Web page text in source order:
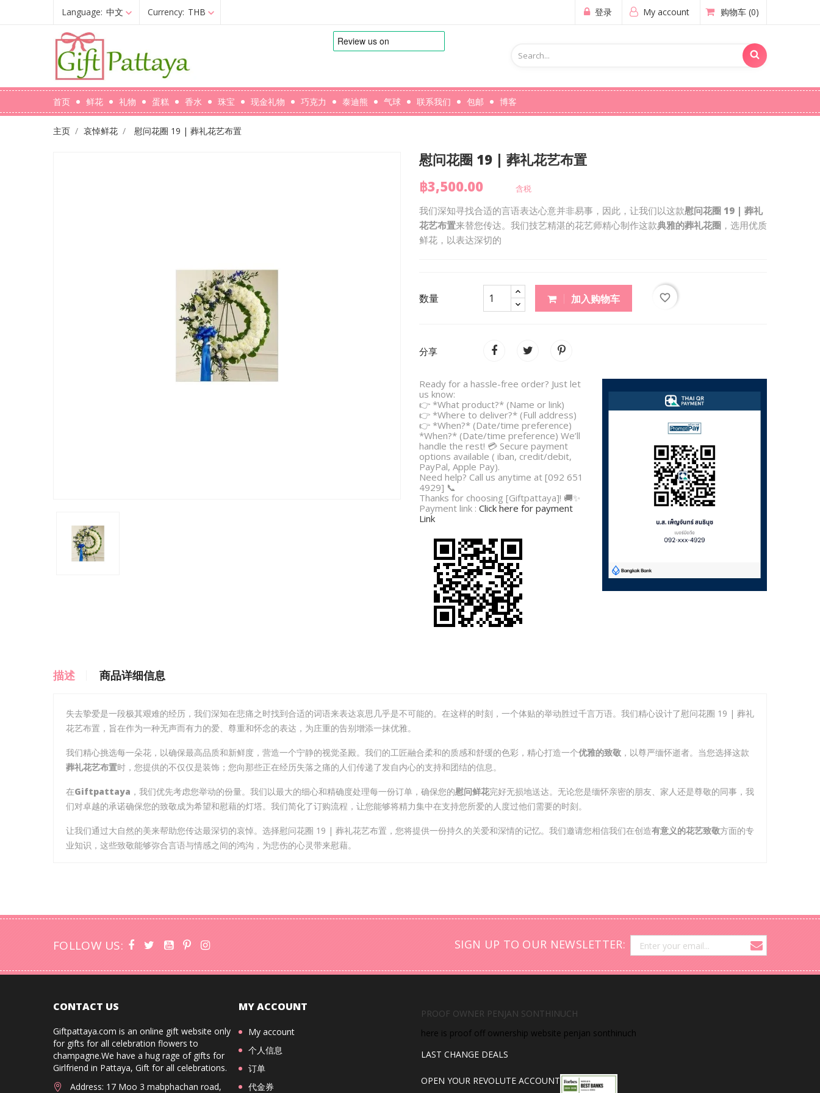
Language: 中文 Currency: THB My account
登录 购物车 (0)
首页 鲜花 礼物 蛋糕 香水 珠宝 现金礼物 巧克力 泰迪熊 气球 联系我们 包邮 博客
主页 哀悼鲜花 慰问花圈 19 | 葬礼花艺布置
慰问花圈 19 | 葬礼花艺布置
฿3,500.00
含税
我们深知寻找合适的言语表达心意并非易事，因此，让我们以这款慰问花圈 19 | 葬礼
花艺布置来替您传达。我们技艺精湛的花艺师精心制作这款典雅的葬礼花圈 ，选用优质
鲜花，以表达深切的
数量 加入购物车 favorite_border
分享
Ready for a hassle-free order? Just let
us know:
👉 *What product?* (Name or link)
👉 *Where to deliver?* (Full address)
👉 *When?* (Date/time preference)
*When?* (Date/time preference) We’ll
handle the rest! 💳 Secure payment
options available ( iban, credit/debit,
PayPal, Apple Pay).
Need help? Call us anytime at [092 651
4929] 📞
Thanks for choosing [Giftpattaya]! 🚚✨
Payment link : Click here for payment
Link
描述 商品详细信息
失去挚爱是一段极其艰难的经历，我们深知在悲痛之时找到合适的词语来表达哀思几乎是不可能的。在这样的时刻，一个体贴的举动胜过千言万语。我们精心设计了慰问花圈 19 | 葬礼
花艺布置，旨在作为一种无声而有力的爱、尊重和怀念的表达，为庄重的告别增添一抹优雅。
我们精心挑选每一朵花，以确保最高品质和新鲜度，营造一个宁静的视觉圣殿。我们的工匠融合柔和的质感和舒缓的色彩，精心打造一个优雅的致敬 ，以尊严缅怀逝者。当您选择这款
葬礼花艺布置时，您提供的不仅仅是装饰；您向那些正在经历失落之痛的人们传递了发自内心的支持和团结的信息。
在Giftpattaya ，我们优先考虑您举动的份量。我们以最大的细心和精确度处理每一份订单，确保您的慰问鲜花完好无损地送达。无论您是缅怀亲密的朋友、家人还是尊敬的同事，我
们对卓越的承诺确保您的致敬成为希望和慰藉的灯塔。我们简化了订购流程，让您能够将精力集中在支持您所爱的人度过他们需要的时刻。
让我们通过大自然的美来帮助您传达最深切的哀悼。选择慰问花圈 19 | 葬礼花艺布置，您将提供一份持久的关爱和深情的记忆。我们邀请您相信我们在创造有意义的花艺致敬方面的专
业知识，这些致敬能够弥合言语与情感之间的鸿沟，为悲伤的心灵带来慰藉。
SIGN UP TO OUR NEWSLETTER:
FOLLOW US:
CONTACT US
Giftpattaya.com is an online gift website only
for gifts for all celebration flowers to
champagne.We have a hug rage of gifts for
Girlfriend in Pattaya, Gift for all celebrations.
Address: 17 Moo 3 mabphachan road,
MY ACCOUNT
My account
个人信息
订单
代金券
PROOF OWNER PENJAN SONTHINUCH
here is proof off ownership website penjan sonthinuch
LAST CHANGE DEALS
OPEN YOUR REVOLUTE ACCOUNT